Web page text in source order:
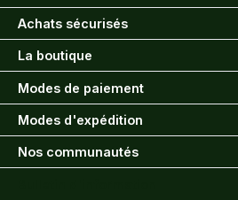
Achats sécurisés
La boutique
Modes de paiement
Modes d'expédition
Nos communautés